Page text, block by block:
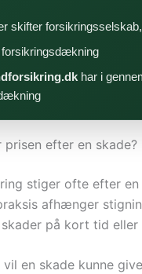
skifter
forsikringsdækning
har i
efter en skade?
stiger ofte efter
afhænger
på kort tid
vil en skade kunne